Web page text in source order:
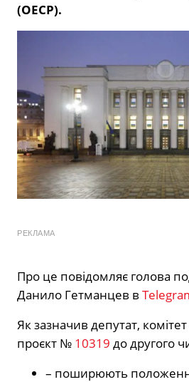
(ОЕСР).
РЕКЛАМА
Про це повідомляє голова
Данило Гетманцев в
Як зазначив депутат,
проєкт № 10319 до другого
– поширюють